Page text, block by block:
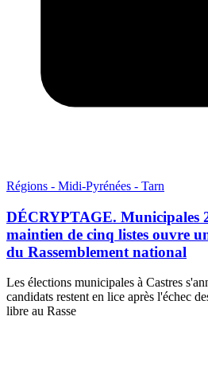
Régions - Midi-Pyrénées - Tarn
DÉCRYPTAGE. Municipales
maintien de cinq listes ouvre
du Rassemblement national
Les élections municipales à Castres
candidats restent en lice après l'échec
libre au Rasse